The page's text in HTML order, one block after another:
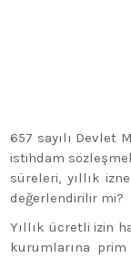
657 sayılı Devlet
istihdam
süreleri, yıllık
değerlendirilir mi?
Yıllık ücretli izin
kurumlarına